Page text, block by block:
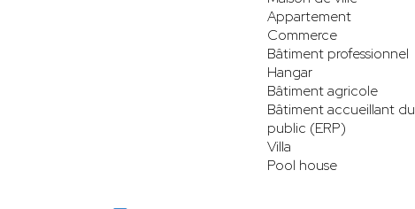
Appartement
Commerce
Bâtiment professionnel
Hangar
Bâtiment agricole
Bâtiment accueillant du
public (ERP)
Villa
Pool house